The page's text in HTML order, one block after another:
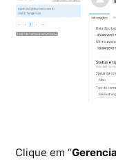
Microsoft 365
Interno - Cloud
Clique em “